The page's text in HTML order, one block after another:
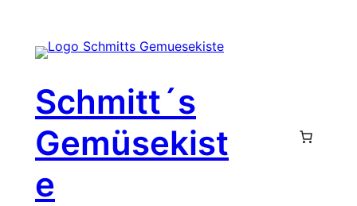
Zum
springen
Schmitt´s
Gemüsekist
e